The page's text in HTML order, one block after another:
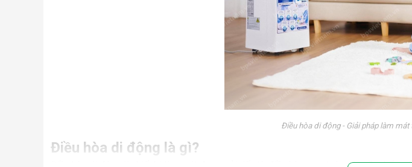
Điều hòa di động - Giải pháp làm
Điều hòa di động là gì?